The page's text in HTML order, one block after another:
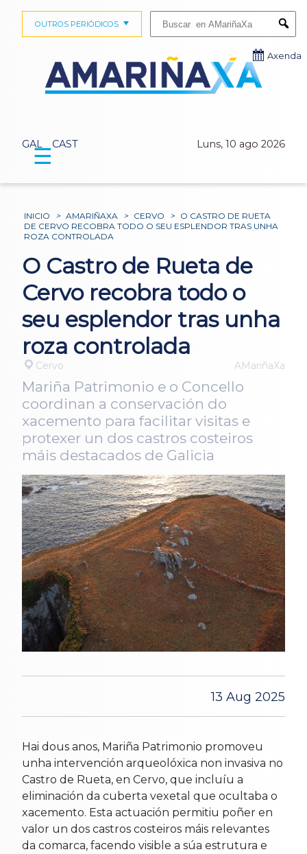
GAL CAST Luns, 10 ago 2026
OUTROS PERIÓDICOS
Axenda
☰
INICIO > AMARIÑAXA > CERVO > O CASTRO DE RUETA
DE CERVO RECOBRA TODO O SEU ESPLENDOR TRAS UNHA
ROZA CONTROLADA
O Castro de Rueta de
Cervo recobra todo o
seu esplendor tras unha
roza controlada
Cervo AMariñaXa
Mariña Patrimonio e o Concello
coordinan a conservación do
xacemento para facilitar visitas e
protexer un dos castros costeiros
máis destacados de Galicia
13 Aug 2025
Hai dous anos, Mariña Patrimonio promoveu
unha intervención arqueolóxica non invasiva no
Castro de Rueta, en Cervo, que incluíu a
eliminación da cuberta vexetal que ocultaba o
xacemento. Esta actuación permitiu poñer en
valor un dos castros costeiros máis relevantes
da comarca, facendo visible a súa estrutura e